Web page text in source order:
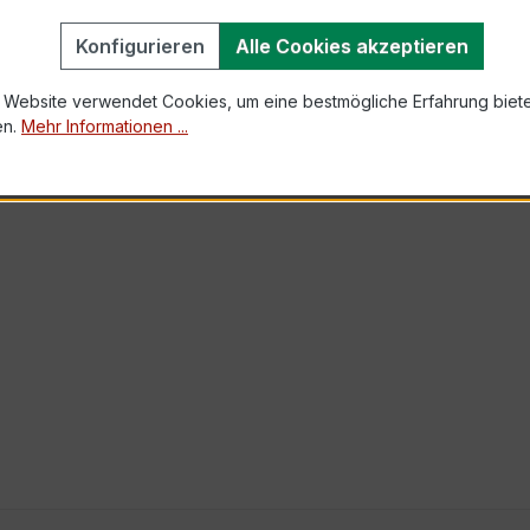
Detector
Konfigurieren Alle Cookies akzeptieren
Website verwendet Cookies, um eine bestmögliche Erfahrung
Mehr Informationen ...